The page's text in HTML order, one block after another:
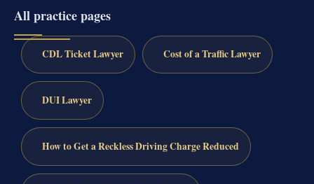
All practice pages
CDL Ticket Lawyer Cost of a Traffic Lawyer
DUI Lawyer
How to Get a Reckless Driving Charge Reduced